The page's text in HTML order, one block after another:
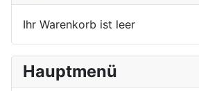
Ihr Warenkorb ist leer
Hauptmenü